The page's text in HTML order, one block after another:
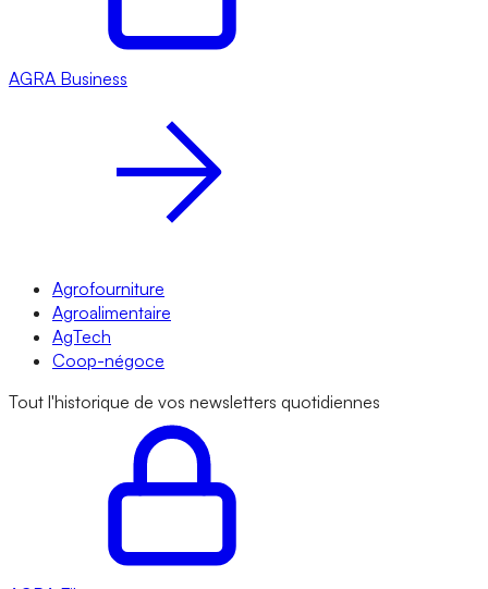
AGRA Business
Agrofourniture
Agroalimentaire
AgTech
Coop-négoce
Tout l'historique de vos newsletters quotidiennes